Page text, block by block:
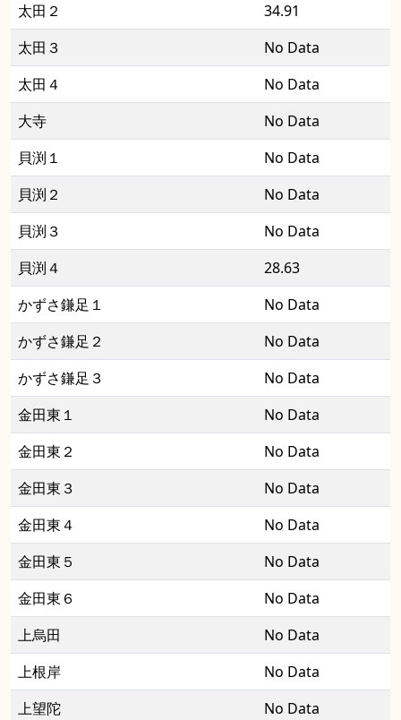
太田２
34.91
太田３
No Data
太田４
No Data
大寺
No Data
貝渕１
No Data
貝渕２
No Data
貝渕３
No Data
貝渕４
28.63
かずさ鎌足１
No Data
かずさ鎌足２
No Data
かずさ鎌足３
No Data
金田東１
No Data
金田東２
No Data
金田東３
No Data
金田東４
No Data
金田東５
No Data
金田東６
No Data
上烏田
No Data
上根岸
No Data
上望陀
No Data